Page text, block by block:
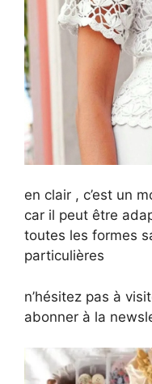
en clair , c’est un
car il peut être
toutes les formes
particulières
n’hésitez pas à
abonner à la